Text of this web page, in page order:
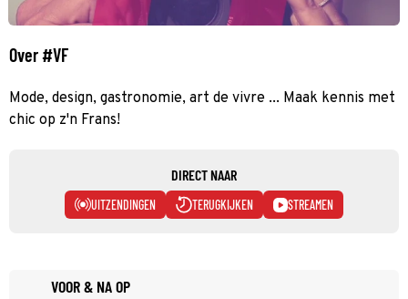
Over #VF
Mode, design, gastronomie, art de vivre ... Maak kennis met
chic op z'n Frans!
DIRECT NAAR
UITZENDINGEN TERUGKIJKEN STREAMEN
VOOR & NA OP